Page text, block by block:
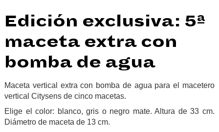
Edición exclusiva: 5ª
maceta extra con
bomba de agua
Maceta vertical extra con bomba de agua para el macetero
vertical Citysens de cinco macetas.
Elige el color: blanco, gris o negro mate. Altura de 33 cm.
Diámetro de maceta de 13 cm.